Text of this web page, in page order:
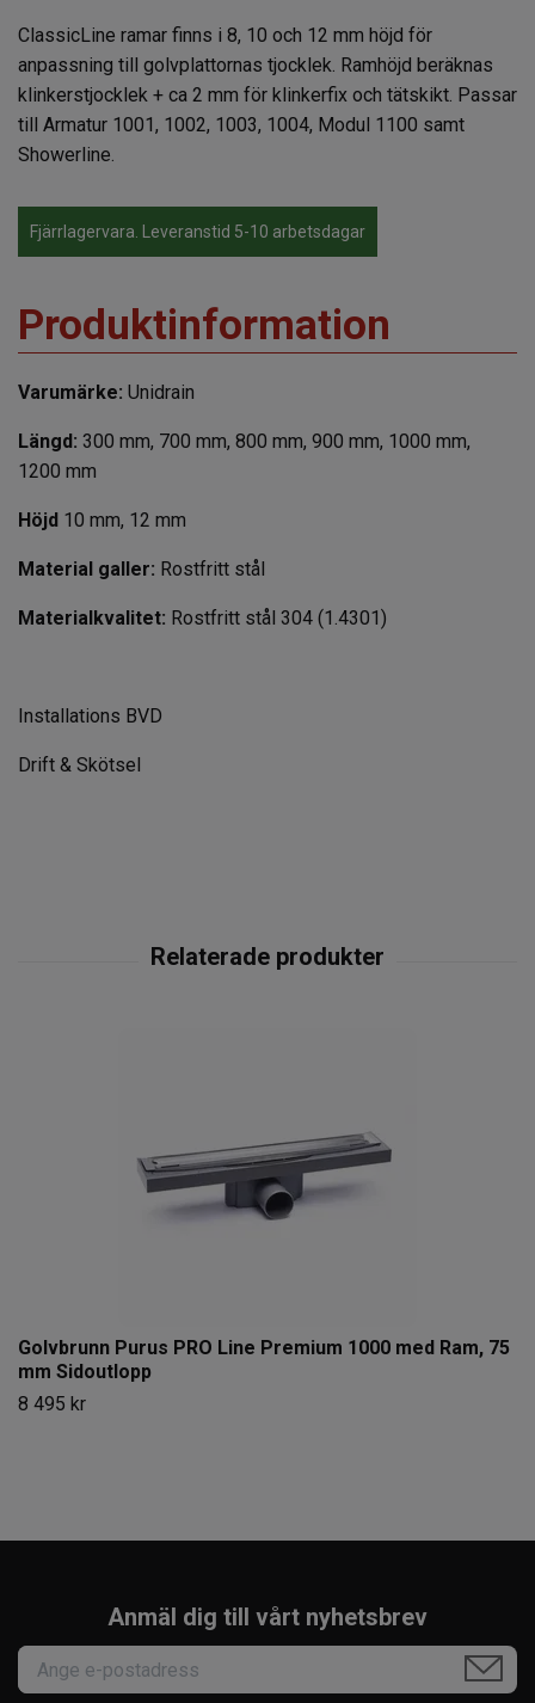
ClassicLine ramar finns i 8, 10 och 12 mm höjd för
anpassning till golvplattornas tjocklek. Ramhöjd beräknas
klinkerstjocklek + ca 2 mm för klinkerfix och tätskikt. Passar
till Armatur 1001, 1002, 1003, 1004, Modul 1100 samt
Showerline.
Fjärrlagervara. Leveranstid 5-10 arbetsdagar
Produktinformation
Varumärke: Unidrain
Längd: 300 mm, 700 mm, 800 mm, 900 mm, 1000 mm,
1200 mm
Höjd 10 mm, 12 mm
Material galler: Rostfritt stål
Materialkvalitet: Rostfritt stål 304 (1.4301)
Installations BVD
Drift & Skötsel
Golvbrunn Purus PRO Line Premium 1000 med Ram, 75
mm Sidoutlopp
8 495 kr
Anmäl dig till vårt nyhetsbrev